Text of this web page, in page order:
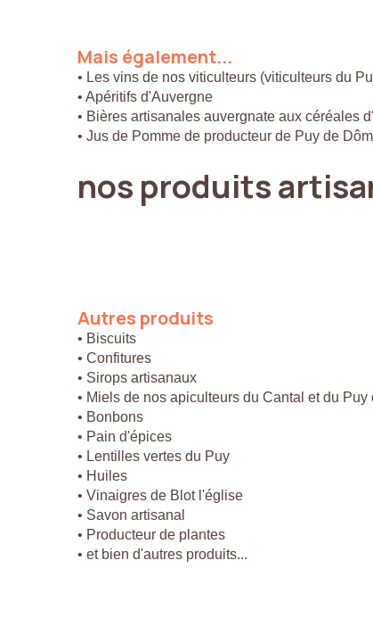
Mais également...
• Les vins de nos viticulteurs (viticulteurs du
• Apéritifs d'Auvergne
• Bières artisanales auvergnate aux céréales
• Jus de Pomme de producteur de Puy de
nos produits
Autres produits
• Biscuits
• Confitures
• Sirops artisanaux
• Miels de nos apiculteurs du Cantal et du Puy
• Bonbons
• Pain d'épices
• Lentilles vertes du Puy
• Huiles
• Vinaigres de Blot l'église
• Savon artisanal
• Producteur de plantes
• et bien d'autres produits...